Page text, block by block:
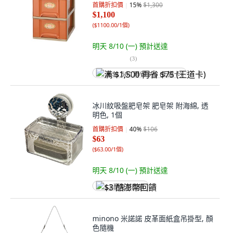
首購折扣價 15%$1,300
$1,100
($1100.00/1個)
明天 8/10 (一) 預計送達
(3)
满 $1,500 再省 $75 (王道卡)
冰川紋吸盤肥皂架 肥皂架 附海綿, 透
明色, 1個
首購折扣價 40%$106
$63
($63.00/1個)
明天 8/10 (一) 預計送達
$3 酷澎幣回饋
minono 米諾諾 皮革面紙盒吊掛型, 顏
色隨機